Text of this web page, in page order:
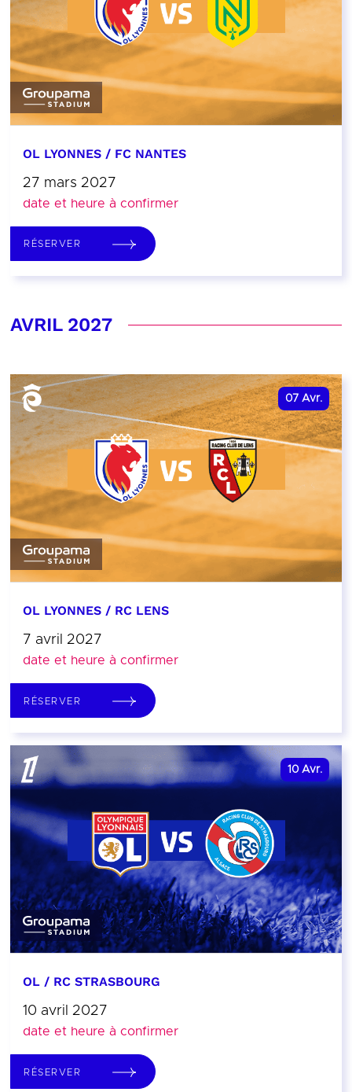
OL LYONNES / FC NANTES
27 mars 2027
date et heure à confirmer
RÉSERVER
AVRIL 2027
07 Avr.
OL LYONNES / RC LENS
7 avril 2027
date et heure à confirmer
RÉSERVER
10 Avr.
OL / RC STRASBOURG
10 avril 2027
date et heure à confirmer
RÉSERVER